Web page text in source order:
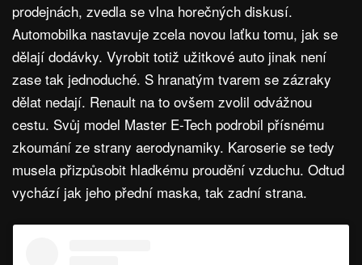
prodejnách, zvedla se vlna horečných diskusí.
Automobilka nastavuje zcela novou laťku tomu, jak se
dělají dodávky. Vyrobit totiž užitkové auto jinak není
zase tak jednoduché. S hranatým tvarem se zázraky
dělat nedají. Renault na to ovšem zvolil odvážnou
cestu. Svůj model Master E-Tech podrobil přísnému
zkoumání ze strany aerodynamiky. Karoserie se tedy
musela přizpůsobit hladkému proudění vzduchu. Odtud
vychází jak jeho přední maska, tak zadní strana.